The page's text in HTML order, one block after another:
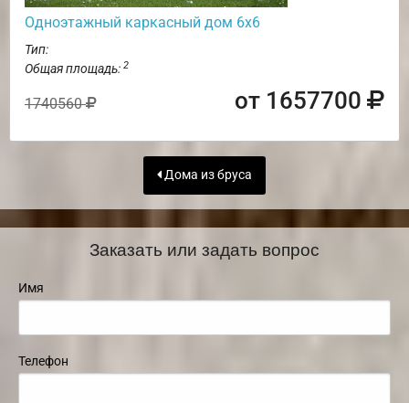
Одноэтажный каркасный дом 6х6
Тип:
Общая площадь: 2
1740560 от 1657700
Дома из бруса
Заказать или задать вопрос
Имя
Телефон